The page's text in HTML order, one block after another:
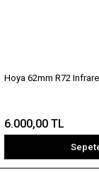
Hoya 62mm R72
6.000,00 TL